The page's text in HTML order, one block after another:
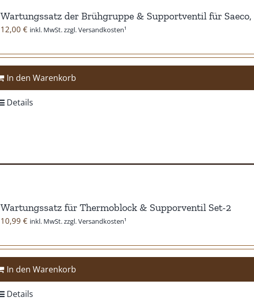
Wartungssatz der Brühgruppe & Supportventil für
12,00 € inkl. MwSt. zzgl. Versandkosten¹
In den Warenkorb
Details
Wartungssatz für Thermoblock & Supporventil Set-2
10,99 € inkl. MwSt. zzgl. Versandkosten¹
In den Warenkorb
Details